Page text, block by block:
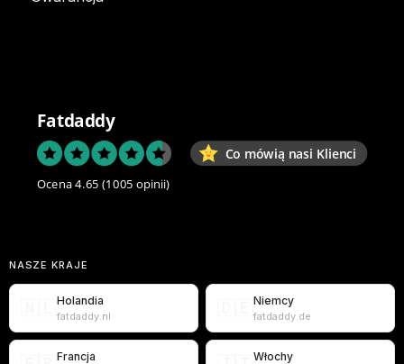
Fatdaddy
Co mówią nasi Klienci
Ocena 4.65 (1005 opinii)
NASZE KRAJE
Holandia
fatdaddy.nl
Niemcy
fatdaddy.de
Francja Włochy